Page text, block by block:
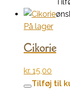
På lager
Cikorie
kr. 15,00
Tilføj til